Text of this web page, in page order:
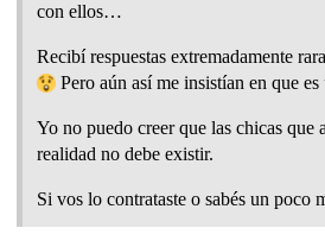
con ellos…
Recibí respuestas extremadamente
Pero aún así me insistían en que
Yo no puedo creer que las chicas
realidad no debe existir.
Si vos lo contrataste o sabés un poco